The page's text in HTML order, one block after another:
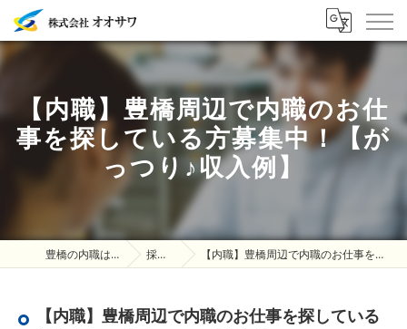
【内職】豊橋周辺で内職のお仕
事を探している方募集中！【が
っつり♪収入例】
豊橋の内職は株式会社オオサワ 採用ブログ 【内職】豊橋周辺で内職のお仕事を探している方募集中！【がっつり♪収入例】
【内職】豊橋周辺で内職のお仕事を探している